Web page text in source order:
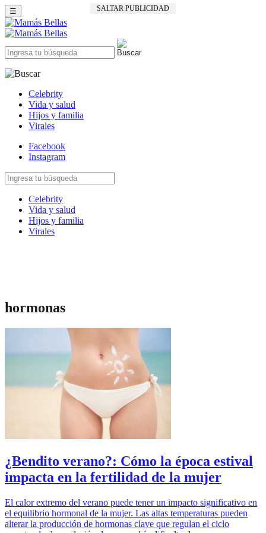
SALTAR PUBLICIDAD
☰
Celebrity
Vida y salud
Hijos y familia
Virales
Facebook
Instagram
Celebrity
Vida y salud
Hijos y familia
Virales
hormonas
¿Bendito verano?: Cómo la época estival
impacta en la fertilidad de la mujer
El calor extremo del verano puede tener un impacto significativo en
el equilibrio hormonal de la mujer. Las altas temperaturas pueden
alterar la producción de hormonas clave que regulan el ciclo